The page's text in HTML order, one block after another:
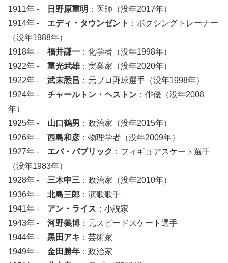
1911年 -
日野原重明 ：医師（没年2017年）
1914年 - エディ・タウンゼント ：ボクシングトレーナー
（没年1988年）
1918年 - 福井謙一 ：化学者（没年1998年）
1922年 - 重光武雄：実業家（没年2020年）
1922年 - 武末悉昌 ：元プロ野球選手（没年1998年）
1924年 - チャールトン・ヘストン ：俳優（没年2008
年）
1925年 - 山口鶴男 ：政治家（没年2015年）
1926年 - 西島和彦 ：物理学者（没年2009年）
1927年 - エバ・パブリック ：フィギュアスケート選手
（没年1983年）
1928年 - 三木申三 ：政治家（没年2010年）
1936年 - 北島三郎 ：演歌歌手
1941年 - アン・ライス ：小説家
1943年 - 河野義博 ：元スピードスケート選手
1944年 - 黒田アキ ：芸術家
1949年 - 金田勝年 ：政治家